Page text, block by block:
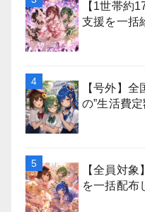
【1世帯約
支援を一括
【号外】
の”生活費
【全員対
を一括配布